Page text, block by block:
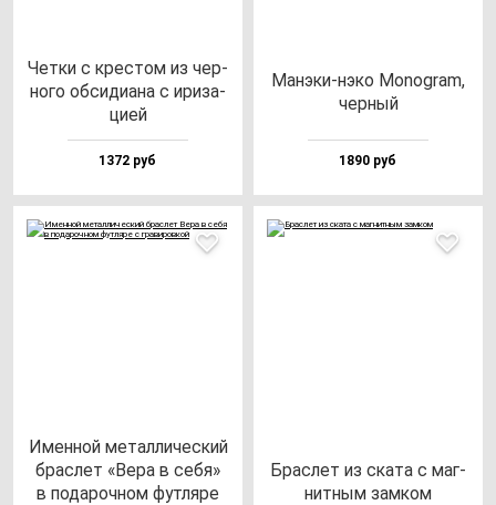
Чет­ки с крес­том из чер­
но­го об­си­ди­ана с ири­за­
цией
1372 руб
Манэ­ки-нэ­ко Monog­ram,
чер­ный
1890 руб
Имен­ной ме­тал­ли­чес­кий
брас­лет «Вера в се­бя»
в по­да­роч­ном фут­ля­ре
Брас­лет из ска­та c маг­
нит­ным зам­ком